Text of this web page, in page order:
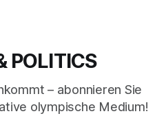
POLITICS
– abonnieren Sie
olympische Medium!